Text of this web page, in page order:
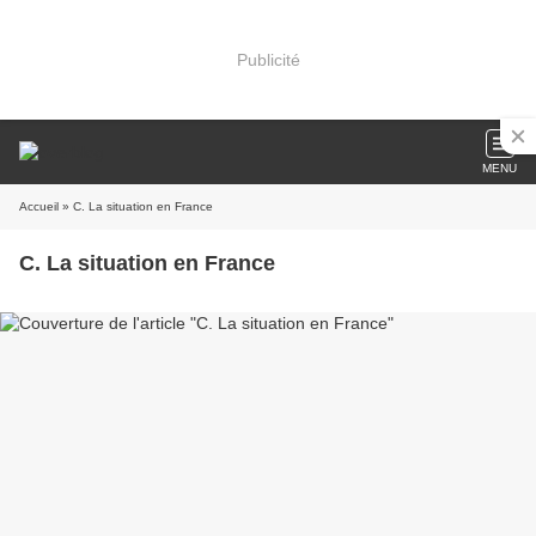
Publicité
MENU
Accueil » C. La situation en France
C. La situation en France